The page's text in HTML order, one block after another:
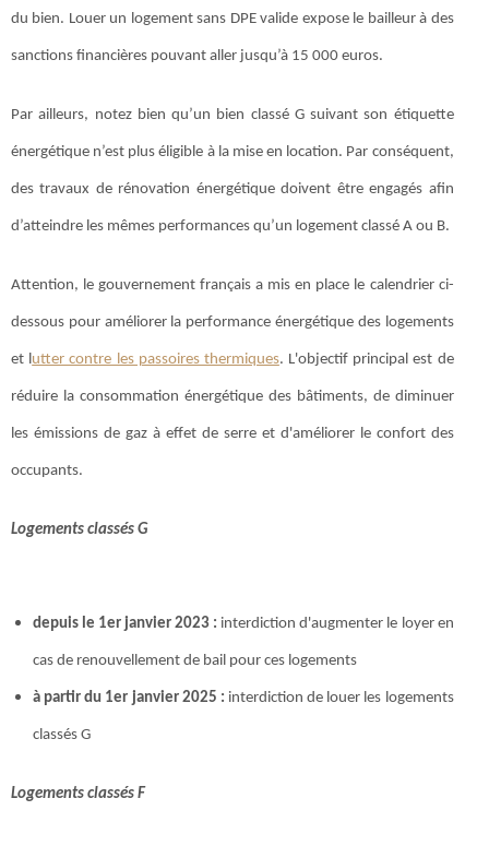
du bien. Louer un logement sans DPE valide expose le bailleur à des
sanctions financières pouvant aller jusqu’à 15 000 euros.
Par ailleurs, notez bien qu’un bien classé G suivant son étiquette
énergétique n’est plus éligible à la mise en location. Par conséquent,
des travaux de rénovation énergétique doivent être engagés afin
d’atteindre les mêmes performances qu’un logement classé A ou B.
Attention, le gouvernement français a mis en place le calendrier ci-
dessous pour améliorer la performance énergétique des logements
et lutter contre les passoires thermiques. L'objectif principal est de
réduire la consommation énergétique des bâtiments, de diminuer
les émissions de gaz à effet de serre et d'améliorer le confort des
occupants.
Logements classés G
depuis le 1er janvier 2023 : interdiction d'augmenter le loyer en
cas de renouvellement de bail pour ces logements
à partir du 1er janvier 2025 : interdiction de louer les logements
classés G
Logements classés F